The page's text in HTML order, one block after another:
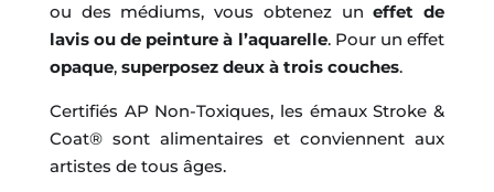
ou des médiums, vous obtenez un effet de
lavis ou de peinture à l’aquarelle. Pour un effet
opaque, superposez deux à trois couches.
Certifiés AP Non-Toxiques, les émaux Stroke &
Coat® sont alimentaires et conviennent aux
artistes de tous âges.